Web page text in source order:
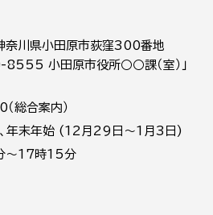
川県小田原市荻窪300番地
8555 小田原市役所○○課（室）」
合案内）
、年末年始 (12月29日～1月3日)
～17時15分